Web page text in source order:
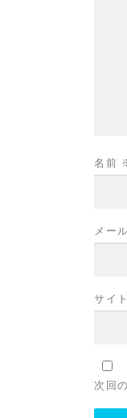
名前
メール
サイト
次回